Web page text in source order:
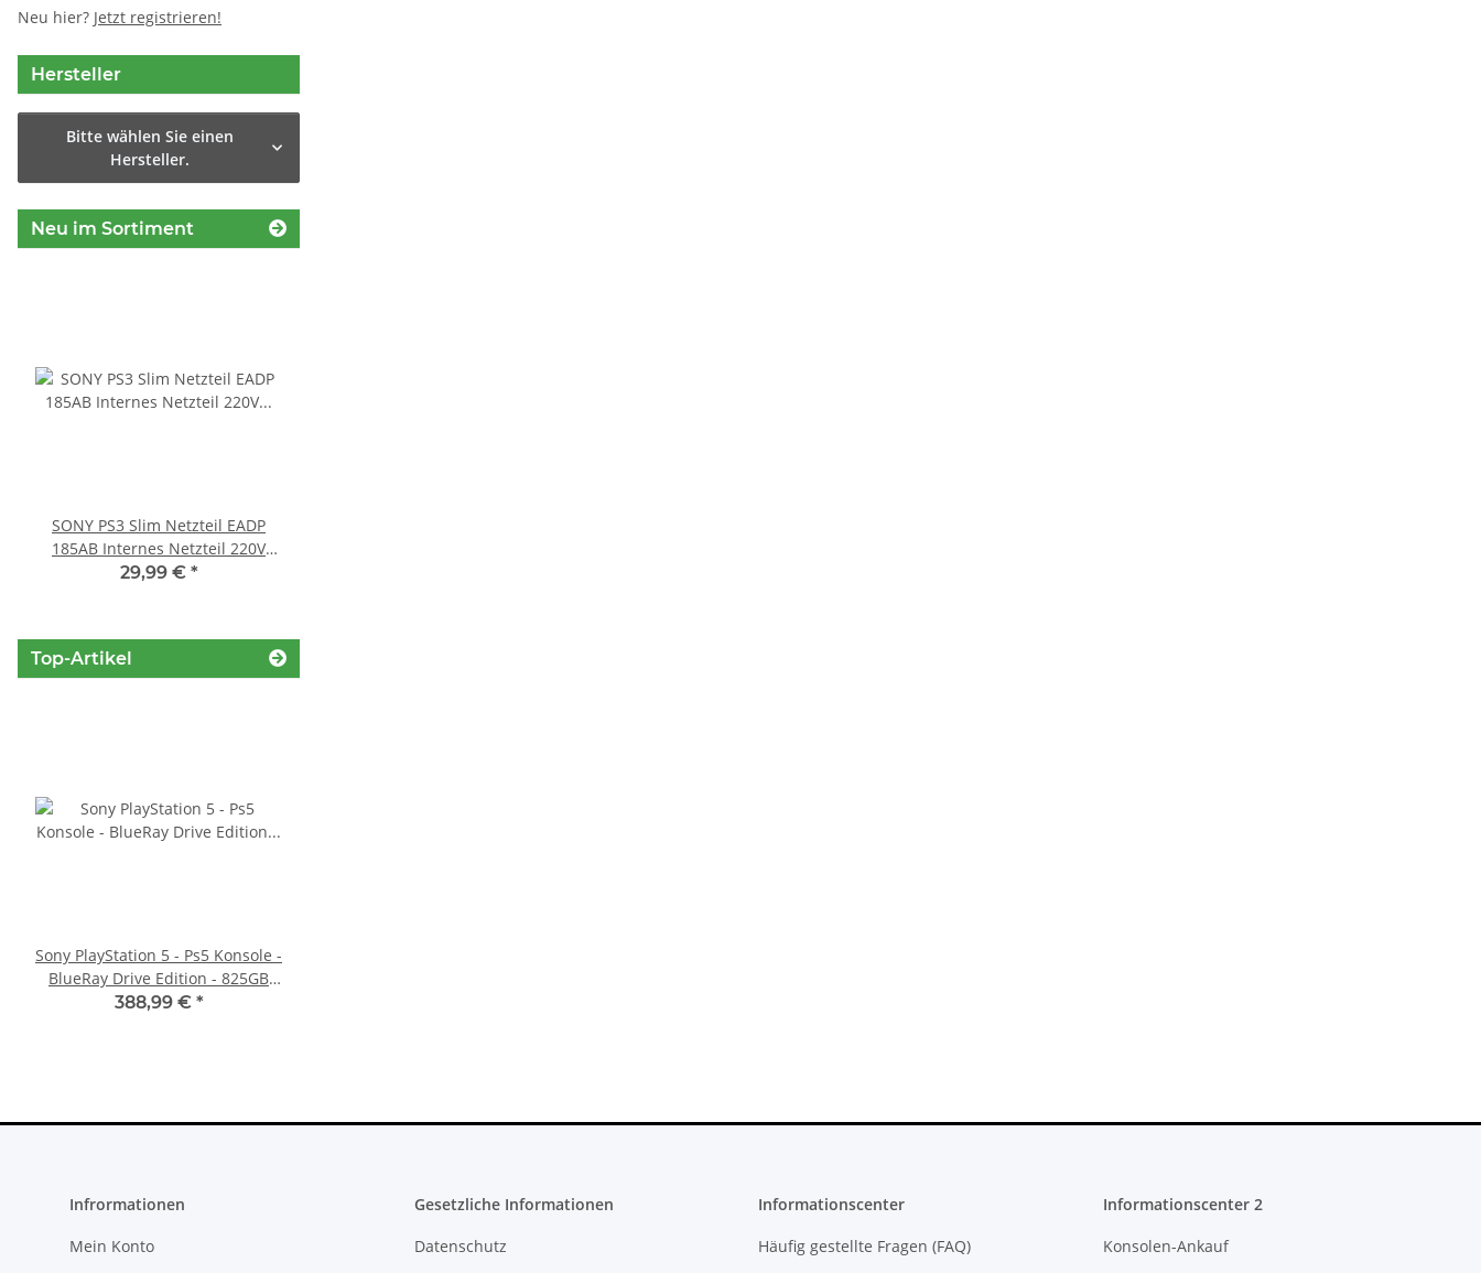
Neu hier? Jetzt registrieren!
Hersteller
Bitte wählen Sie einen
Hersteller.
Neu im Sortiment
SONY PS3 Slim Netzteil EADP
185AB Internes Netzteil 220V
gerbaucht
29,99 € *
Top-Artikel
Sony PlayStation 5 - Ps5 Konsole -
BlueRay Drive Edition - 825GB
CFI-1216A gebraucht
388,99 € *
Infrormationen
Mein Konto
Gesetzliche Informationen
Datenschutz
Informationscenter
Häufig gestellte Fragen (FAQ)
Informationscenter 2
Konsolen-Ankauf